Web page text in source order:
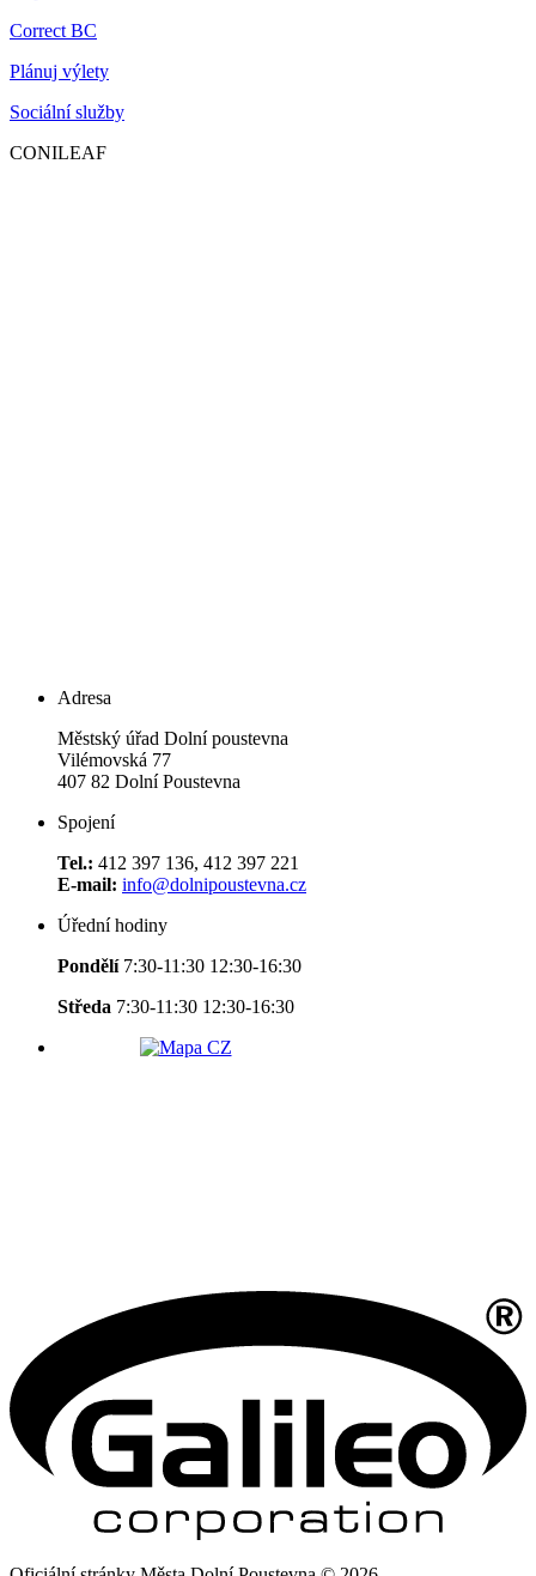
Correct BC
Plánuj výlety
Sociální služby
CONILEAF
Adresa
Městský úřad Dolní poustevna
Vilémovská 77
407 82 Dolní Poustevna
Spojení
Tel.: 412 397 136, 412 397 221
E-mail: info@dolnipoustevna.cz
Úřední hodiny
Pondělí 7:30-11:30 12:30-16:30
Středa 7:30-11:30 12:30-16:30